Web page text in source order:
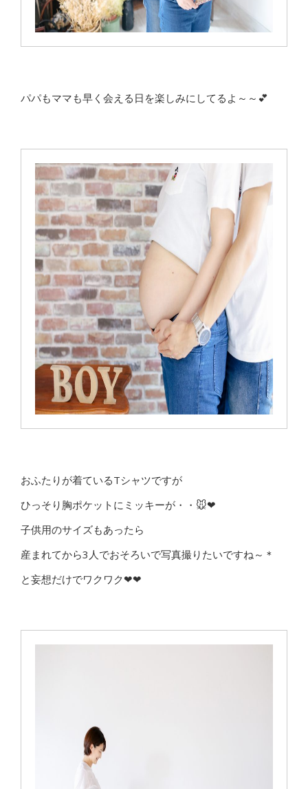
パパもママも早く会える日を楽しみにしてるよ～～💕
おふたりが着ているTシャツですが
ひっそり胸ポケットにミッキーが・・🐭❤
子供用のサイズもあったら
産まれてから3人でおそろいで写真撮りたいですね～＊
と妄想だけでワクワク❤❤